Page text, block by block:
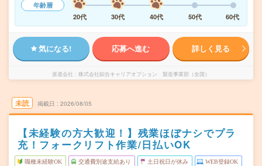
年齢層
20代
30代 40代 50代 60代
気になる! 応募へ進む 詳しく見る
派遣会社 株式会社綜合キャリアオプション 製造事業部（全国）
未読 掲載日 2026/08/05
【未経験の方大歓迎！】残業ほぼナシでプラ
充！フォークリフト作業/日払いOK
職種未経験OK 交通費別途支給あり 土日祝日が休み WEB登録OK